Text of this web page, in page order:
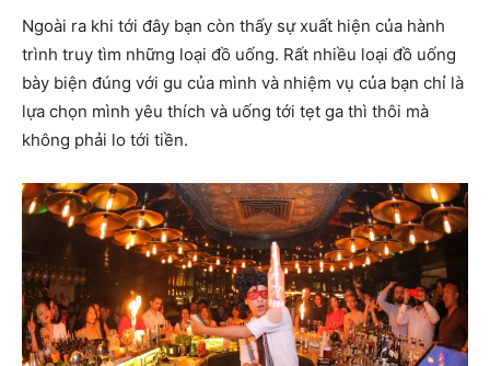
Ngoài ra khi tới đây bạn còn thấy sự xuất hiện của hành
trình truy tìm những loại đồ uống. Rất nhiều loại đồ uống
bày biện đúng với gu của mình và nhiệm vụ của bạn chỉ là
lựa chọn mình yêu thích và uống tới tẹt ga thì thôi mà
không phải lo tới tiền.